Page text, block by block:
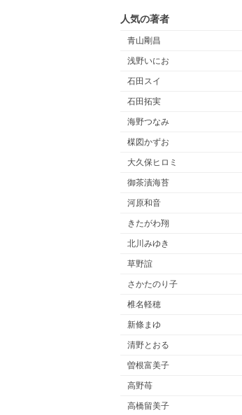
人気の著者
青山剛昌
浅野いにお
石田スイ
石田拓実
海野つなみ
楳図かずお
大久保ヒロミ
御茶漬海苔
河原和音
きたがわ翔
北川みゆき
草野誼
さかたのり子
椎名軽穂
新條まゆ
清野とおる
曽根富美子
高野苺
高橋留美子